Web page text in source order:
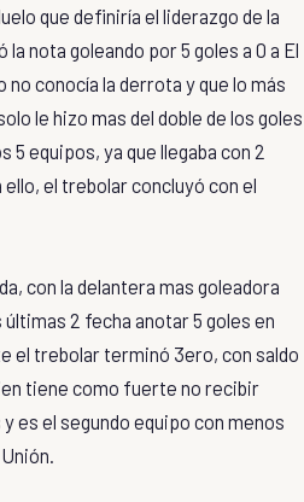
que definiría el liderazgo de la
nota goleando por 5 goles a 0 a El
conocía la derrota y que lo más
le hizo mas del doble de los goles
5 equipos, ya que llegaba con 2
el trebolar concluyó con el
con la delantera mas goleadora
2 fecha anotar 5 goles en
el trebolar terminó 3ero, con saldo
tiene como fuerte no recibir
es el segundo equipo con menos